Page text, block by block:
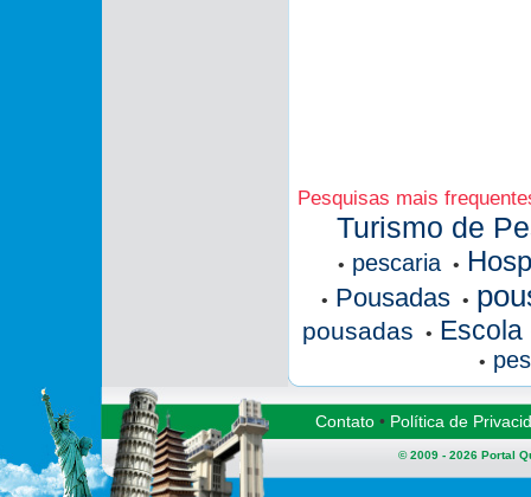
Pesquisas mais
Turismo de
• pescaria •
• Pousadas •
pousadas • Escola
•
Contato • Política de
© 2009 - 2026 Portal